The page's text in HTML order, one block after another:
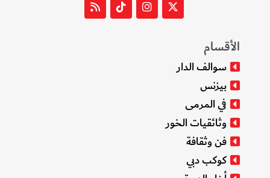
الأقسام
سوالف الدار
بيزنس
في المرمى
وثائقيات الخور
فن وثقافة
كوكب دبي